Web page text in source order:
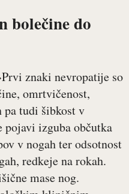
bolečine do
znaki nevropatije so
omrtvičenost,
pa tudi šibkost v
pojavi izguba občutka
v nogah ter odsotnost
redkeje na rokah.
mase nog.